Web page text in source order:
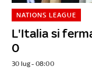
L'Italia si
0
NATIONS LEAGUE
30 lug - 08:00